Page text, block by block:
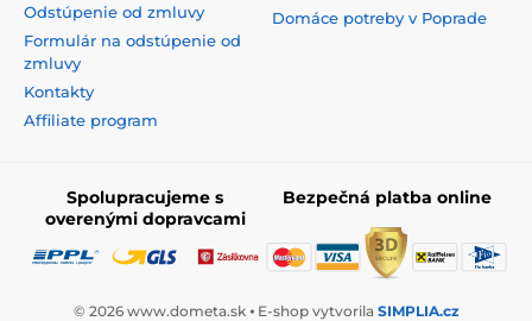
Odstúpenie od zmluvy
Formulár na odstúpenie od
zmluvy
Kontakty
Affiliate program
Domáce potreby v Poprade
Spolupracujeme s
overenými dopravcami
Bezpečná platba online
© 2026 www.dometa.sk ⦁ E-shop vytvorila SIMPLIA.cz